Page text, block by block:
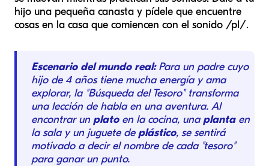
hijo una pequeña canasta y pídele que encuentre
cosas en la casa que comiencen con el sonido /pl/.
Escenario del mundo real:Para un padre cuyo
hijo de 4 años tiene mucha energía y ama
explorar, la "Búsqueda del Tesoro" transforma
una lección de habla en una aventura. Al
encontrar un platoen la cocina, una plantaen
la sala y un juguete de plástico, se sentirá
motivado a decir el nombre de cada "tesoro"
para ganar un punto.